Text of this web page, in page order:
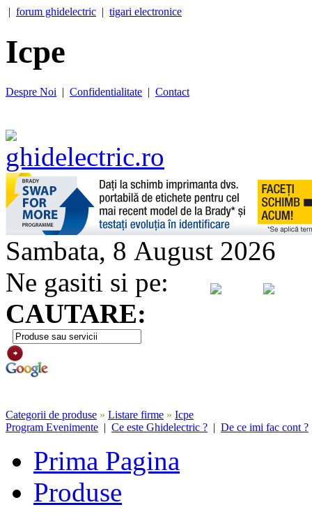
| forum ghidelectric | tigari electronice
Icpe
Despre Noi | Confidentialitate | Contact
Sambata, 8 August 2026
Ne gasiti si pe:
CAUTARE:
Categorii de produse » Listare firme » Icpe
Program Evenimente | Ce este Ghidelectric ? | De ce imi fac cont ?
Prima Pagina
Produse